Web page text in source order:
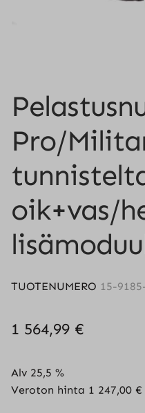
Pro/
oik+vas/
TUOTENUMERO 15-
1 564,99 €
Alv 25,5 %
Veroton hinta 1 247,00 €